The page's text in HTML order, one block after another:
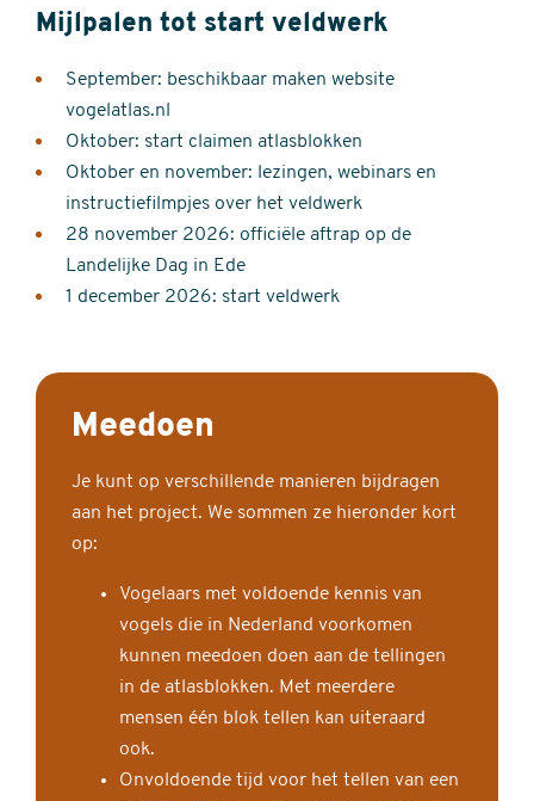
Mijlpalen tot start veldwerk
September: beschikbaar maken website
vogelatlas.nl
Oktober: start claimen atlasblokken
Oktober en november: lezingen, webinars en
instructiefilmpjes over het veldwerk
28 november 2026: officiële aftrap op de
Landelijke Dag in Ede
1 december 2026: start veldwerk
Meedoen
Je kunt op verschillende manieren bijdragen
aan het project. We sommen ze hieronder kort
op:
Vogelaars met voldoende kennis van
vogels die in Nederland voorkomen
kunnen meedoen doen aan de tellingen
in de atlasblokken. Met meerdere
mensen één blok tellen kan uiteraard
ook.
Onvoldoende tijd voor het tellen van een